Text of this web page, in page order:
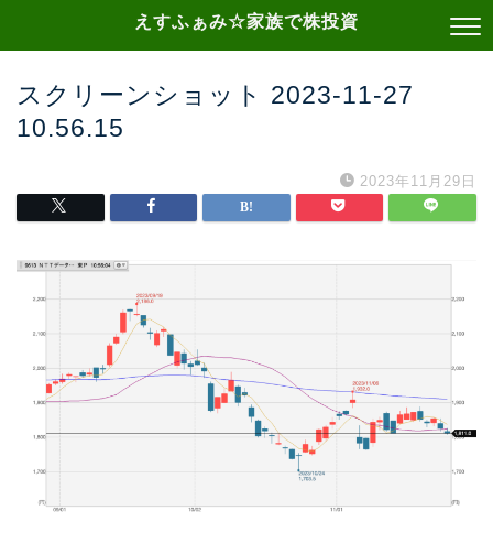
えすふぁみ☆家族で株投資
スクリーンショット 2023-11-27
10.56.15
2023年11月29日